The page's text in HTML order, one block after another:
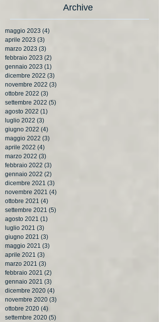
Archive
maggio 2023 (4)
aprile 2023 (3)
marzo 2023 (3)
febbraio 2023 (2)
gennaio 2023 (1)
dicembre 2022 (3)
novembre 2022 (3)
ottobre 2022 (3)
settembre 2022 (5)
agosto 2022 (1)
luglio 2022 (3)
giugno 2022 (4)
maggio 2022 (3)
aprile 2022 (4)
marzo 2022 (3)
febbraio 2022 (3)
gennaio 2022 (2)
dicembre 2021 (3)
novembre 2021 (4)
ottobre 2021 (4)
settembre 2021 (5)
agosto 2021 (1)
luglio 2021 (3)
giugno 2021 (3)
maggio 2021 (3)
aprile 2021 (3)
marzo 2021 (3)
febbraio 2021 (2)
gennaio 2021 (3)
dicembre 2020 (4)
novembre 2020 (3)
ottobre 2020 (4)
settembre 2020 (5)